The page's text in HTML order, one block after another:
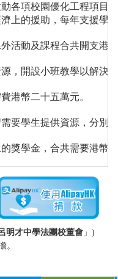
各項校園優化工程項目
上的援助，每年支援學
活動及課程合共開支港
，開設小班教學以解決
港幣二十五萬元。
要學生提供資源，分別
獎學金，合共需要港幣
明才中學法團校董會 」)
。